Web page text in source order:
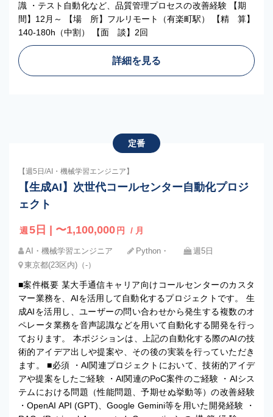
識 ・テスト自動化など、品質管理プロセスの改善経験 【期
間】12月～ 【場 所】フルリモート（有楽町駅） 【精 算】
140-180h（中割） 【面 談】2回
詳細を見る
定番
【週5日/AI・機械学習エンジニア】
【生成AI】次世代コールセンター自動化プロジ
ェクト
週 5日 | 〜1,100,000 円 / 月
AI・機械学習エンジニア Python・
週5日
東京都(23区内)（-）
■案件概要 某大手通信キャリア向けコールセンターのカスタ
マー業務を、AIを活用して自動化するプロジェクトです。 生
成AIを活用し、ユーザーの問い合わせから発生する複数のオ
ペレータ業務を音声認識などを用いて自動化する開発を行っ
ております。 本ポジションは、上記の自動化する際のAIの技
術的アイデア出しや提案や、その後の実装を行っていただき
ます。 ■必須 ・AI関連プロジェクトにおいて、技術的アイデ
アや提案をしたご経験 ・AI関連のPoC案件のご経験 ・AIシス
テムにおける問題（性能問題、予期せぬ挙動等）の改善経験
・OpenAI API (GPT)、Google Gemini等を用いた開発経験 ・